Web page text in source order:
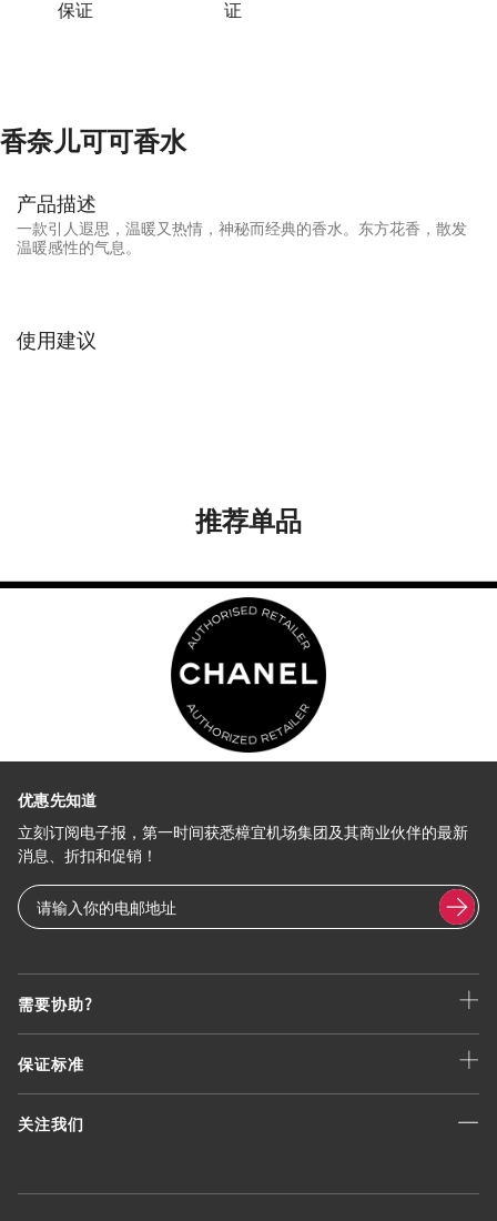
保证
证
香奈儿可可香水
产品描述
一款引人遐思，温暖又热情，神秘而经典的香水。东方花香，散发
温暖感性的气息。
使用建议
推荐单品
需要协助?
保证标准
关注我们
优惠先知道
立刻订阅电子报，第一时间获悉樟宜机场集团及其商业伙伴的最新
消息、折扣和促销！